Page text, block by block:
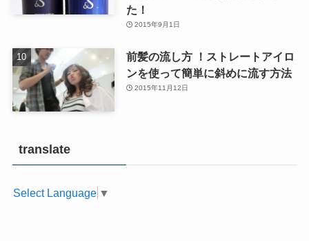
た！
2015年9月1日
前髪の流し方 ！ストレートアイロ
ンを使って簡単に斜めに流す方法
2015年11月12日
translate
Select Language ▼